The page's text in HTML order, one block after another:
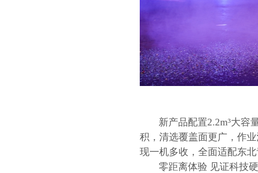
新产品配置2.2m³大容
积，清选覆盖面更广，作
现一机多收，全面适配东北
零距离体验 见证科技